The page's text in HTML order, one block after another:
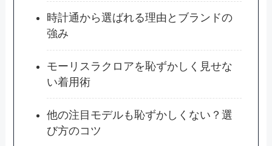
時計通から選ばれる理由とブランドの
強み
モーリスラクロアを恥ずかしく見せな
い着用術
他の注目モデルも恥ずかしくない？選
び方のコツ